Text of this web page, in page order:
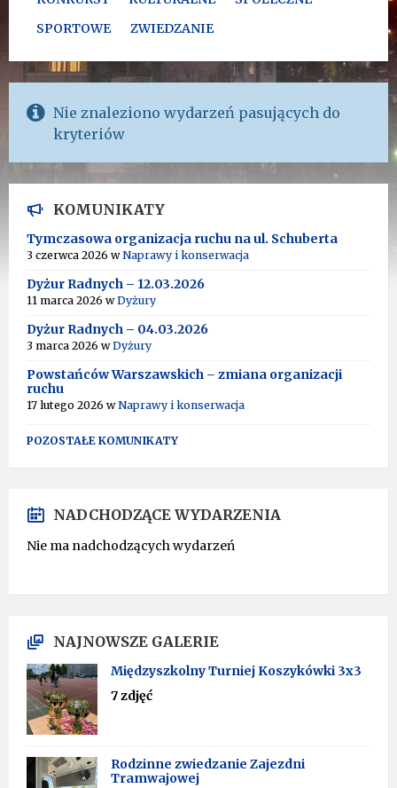
SPORTOWE
ZWIEDZANIE
Nie znaleziono wydarzeń pasujących do
kryteriów
KOMUNIKATY
Tymczasowa organizacja ruchu na ul. Schuberta
3 czerwca 2026 wNaprawy i konserwacja
Dyżur Radnych – 12.03.2026
11 marca 2026 wDyżury
Dyżur Radnych – 04.03.2026
3 marca 2026 wDyżury
Powstańców Warszawskich – zmiana organizacji
ruchu
17 lutego 2026 wNaprawy i konserwacja
POZOSTAŁE KOMUNIKATY
NADCHODZĄCE WYDARZENIA
Nie ma nadchodzących wydarzeń
NAJNOWSZE GALERIE
Międzyszkolny Turniej Koszykówki 3x3
7 zdjęć
Rodzinne zwiedzanie Zajezdni
Tramwajowej